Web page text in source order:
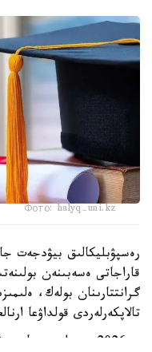
Фото: halyq-uni.kz
رەسپۋبليكالىق بيۋدجەت
قاراجاتى ەسەبىنەن
گرانتتارىنان بولەك،
تالاپكەرلەردى قولداۋعا
- 2026 -جىلى